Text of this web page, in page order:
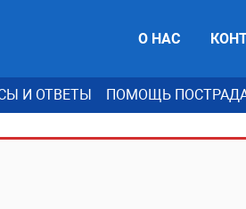
О НАС
И ОТВЕТЫ
ПОМОЩЬ